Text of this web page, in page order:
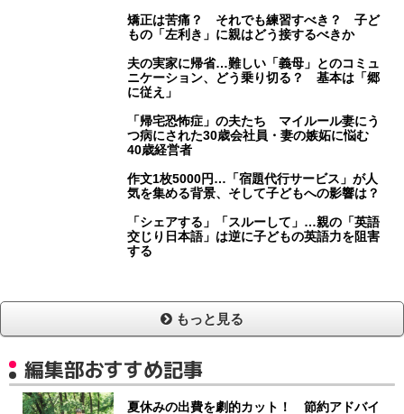
矯正は苦痛？ それでも練習すべき？ 子ど
もの「左利き」に親はどう接するべきか
夫の実家に帰省…難しい「義母」とのコミュ
ニケーション、どう乗り切る？ 基本は「郷
に従え」
「帰宅恐怖症」の夫たち マイルール妻にう
つ病にされた30歳会社員・妻の嫉妬に悩む
40歳経営者
作文1枚5000円…「宿題代行サービス」が人
気を集める背景、そして子どもへの影響は？
「シェアする」「スルーして」…親の「英語
交じり日本語」は逆に子どもの英語力を阻害
する
もっと見る
編集部おすすめ記事
夏休みの出費を劇的カット！ 節約アドバイ